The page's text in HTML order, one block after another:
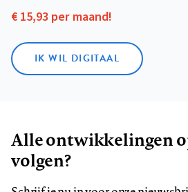
€ 15,93 per maand!
IK WIL DIGITAAL
Alle ontwikkelingen
volgen?